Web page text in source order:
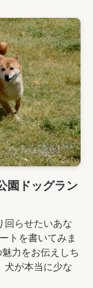
園ドッグラン
回らせたいあな
トを書いてみま
力をお伝えしち
犬が本当に少な